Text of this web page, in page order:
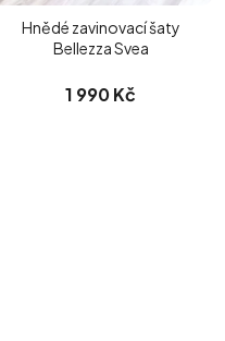
Hnědé zavinovací šaty
Bellezza Svea
1 990 Kč